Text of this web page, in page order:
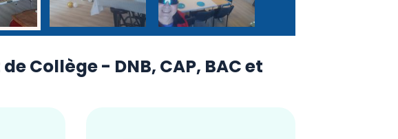
Collège - DNB, CAP, BAC et